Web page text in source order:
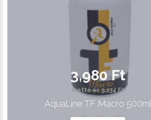
3,980 Ft
Nettó ár: 3,134 Ft
AquaLine TF Macro 500ml